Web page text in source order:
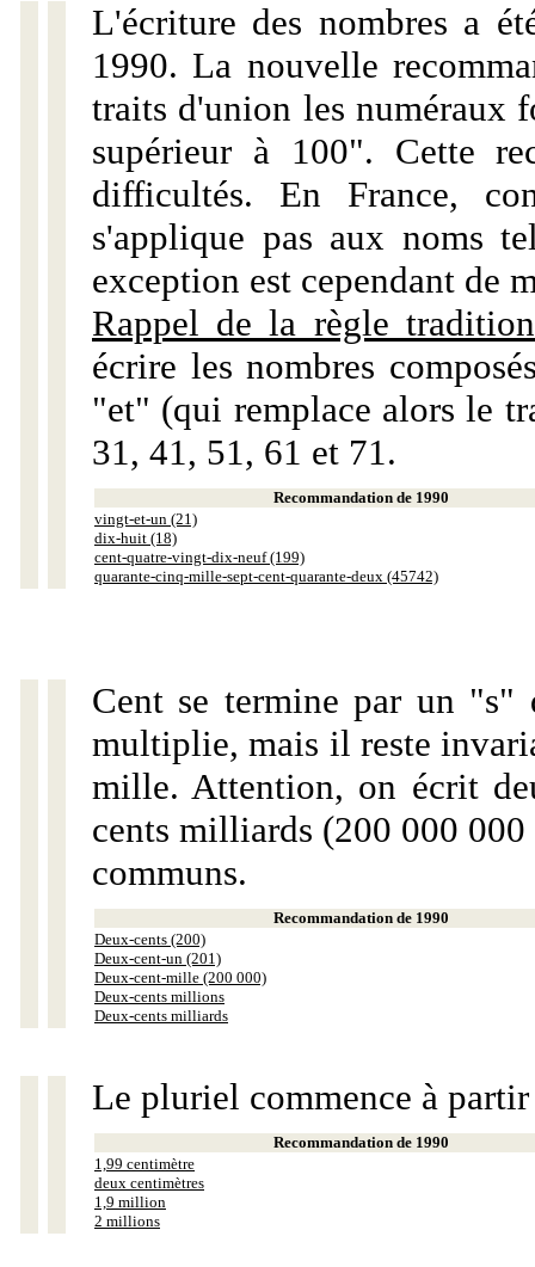
L'écriture des nombres a
1990. La nouvelle
traits d'union les numéraux
supérieur à 100". Cette
difficultés. En France,
s'applique pas aux noms
exception est cependant de
Rappel de la règle
écrire les nombres
"et" (qui remplace alors le
31, 41, 51, 61 et 71.
Recommandation de 1990
vingt-et-un (21)
dix-huit (18)
cent-quatre-vingt-dix-neuf (199)
quarante-cinq-mille-sept-cent-quarante-deux (45742)
Cent se termine par un "s"
multiplie, mais il reste
mille. Attention, on écrit
cents milliards (200 000
communs.
Recommandation de 1990
Deux-cents (200)
Deux-cent-un (201)
Deux-cent-mille (200 000)
Deux-cents millions
Deux-cents milliards
Le pluriel commence à
Recommandation de 1990
1,99 centimètre
deux centimètres
1,9 million
2 millions